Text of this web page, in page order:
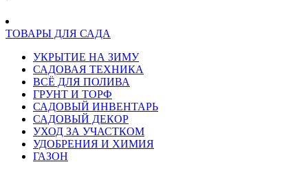
ТОВАРЫ ДЛЯ САДА
УКРЫТИЕ НА ЗИМУ
САДОВАЯ ТЕХНИКА
ВСЁ ДЛЯ ПОЛИВА
ГРУНТ И ТОРФ
САДОВЫЙ ИНВЕНТАРЬ
САДОВЫЙ ДЕКОР
УХОД ЗА УЧАСТКОМ
УДОБРЕНИЯ И ХИМИЯ
ГАЗОН